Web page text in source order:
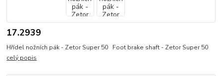
17.2939
Hřídel nožních pák - Zetor Super 50 Foot brake shaft - Zetor Super 50
celý popis